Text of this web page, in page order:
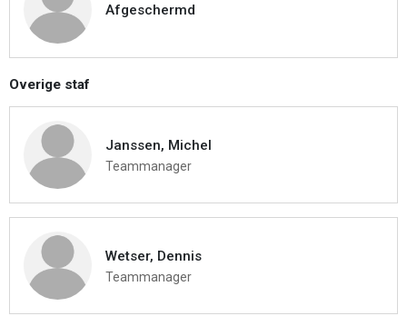
Afgeschermd
Overige staf
Janssen, Michel
Teammanager
Wetser, Dennis
Teammanager